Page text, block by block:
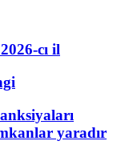
cı il
yaradır